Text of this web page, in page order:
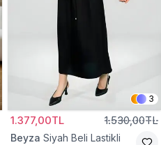
3
1.377,00TL 1.530,00TL
Beyza Siyah Beli Lastikli